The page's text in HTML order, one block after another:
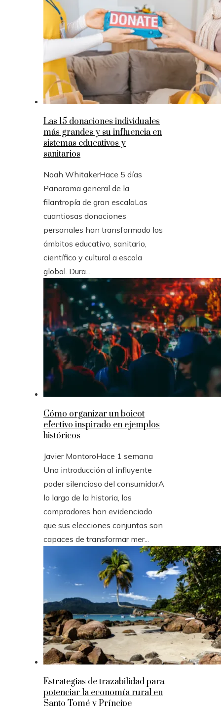
Las 15 donaciones individuales
más grandes y su influencia en
sistemas educativos y
sanitarios
Noah WhitakerHace 5 días
Panorama general de la
filantropía de gran escalaLas
cuantiosas donaciones
personales han transformado los
ámbitos educativo, sanitario,
científico y cultural a escala
global. Dura...
Cómo organizar un boicot
efectivo inspirado en ejemplos
históricos
Javier MontoroHace 1 semana
Una introducción al influyente
poder silencioso del consumidorA
lo largo de la historia, los
compradores han evidenciado
que sus elecciones conjuntas son
capaces de transformar mer...
Estrategias de trazabilidad para
potenciar la economía rural en
Santo Tomé y Príncipe